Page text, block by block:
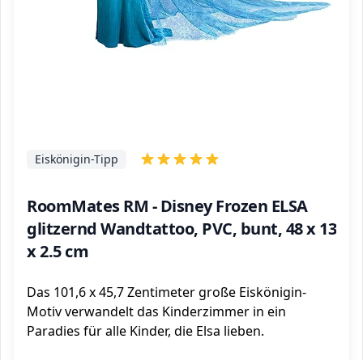
RoomMates RM - Disney Frozen ELSA
glitzernd Wandtattoo, PVC, bunt, 48 x 13
x 2.5 cm
Eiskönigin-Tipp
Das 101,6 x 45,7 Zentimeter große Eiskönigin-
Motiv verwandelt das Kinderzimmer in ein
Paradies für alle Kinder, die Elsa lieben.